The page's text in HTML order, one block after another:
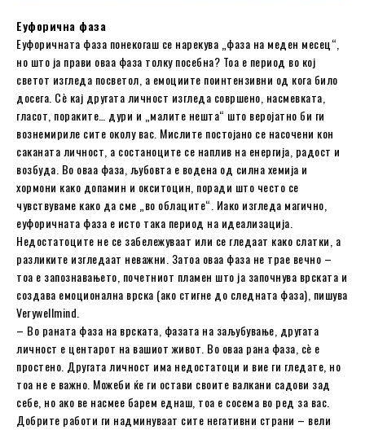
Еуфорична фаза
Еуфоричната фаза понекогаш се нарекува „фаза на меден месец“,
но што ја прави оваа фаза толку посебна? Тоа е период во кој
светот изгледа посветол, а емоциите поинтензивни од кога било
досега. Сè кај другата личност изгледа совршено, насмевката,
гласот, пораките… дури и „малите нешта“ што веројатно би ги
вознемириле сите околу вас. Мислите постојано се насочени кон
саканата личност, а состаноците се наплив на енергија, радост и
возбуда. Во оваа фаза, љубовта е водена од силна хемија и
хормони како допамин и окситоцин, поради што често се
чувствуваме како да сме „во облаците“. Иако изгледа магично,
еуфоричната фаза е исто така период на идеализација.
Недостатоците не се забележуваат или се гледаат како слатки, а
разликите изгледаат неважни. Затоа оваа фаза не трае вечно –
тоа е запознавањето, почетниот пламен што ја започнува врската и
создава емоционална врска (ако стигне до следната фаза), пишува
Verywellmind.
– Во раната фаза на врската, фазата на заљубување, другата
личност е центарот на вашиот живот. Во оваа рана фаза, сè е
простено. Другата личност има недостатоци и вие ги гледате, но
тоа не е важно. Можеби ќе ги остави своите валкани садови зад
себе, но ако ве насмее барем еднаш, тоа е сосема во ред за вас.
Добрите работи ги надминуваат сите негативни страни – вели